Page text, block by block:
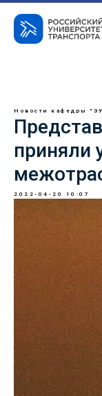
Новости кафедры
приняли
2022-04-20 10:07